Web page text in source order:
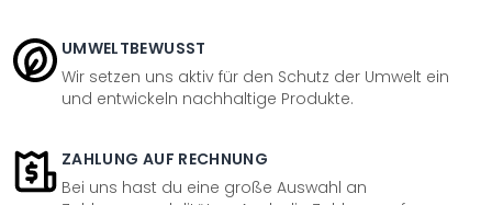
UMWELTBEWUSST
Wir setzen uns aktiv für den Schutz der Umwelt ein
und entwickeln nachhaltige Produkte.
ZAHLUNG AUF RECHNUNG
Bei uns hast du eine große Auswahl an